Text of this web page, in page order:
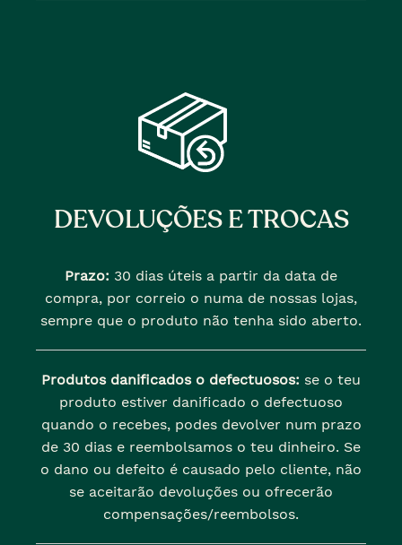
DEVOLUÇÕES E TROCAS
Prazo: 30 dias úteis a partir da data de
compra, por correio o numa de nossas lojas,
sempre que o produto não tenha sido aberto.
Produtos danificados o defectuosos: se o teu
produto estiver danificado o defectuoso
quando o recebes, podes devolver num prazo
de 30 dias e reembolsamos o teu dinheiro. Se
o dano ou defeito é causado pelo cliente, não
se aceitarão devoluções ou ofrecerão
compensações/reembolsos.